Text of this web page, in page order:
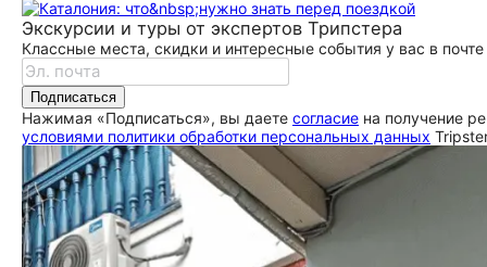
Экскурсии и туры от экспертов Трипстера
Классные места, скидки и интересные события у вас в почте
Подписаться
Нажимая «Подписаться», вы даете согласие на получение
условиями политики обработки персональных данных